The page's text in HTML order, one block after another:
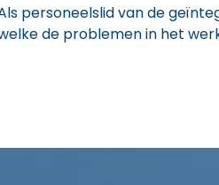
personeelslid van de
de problemen in het